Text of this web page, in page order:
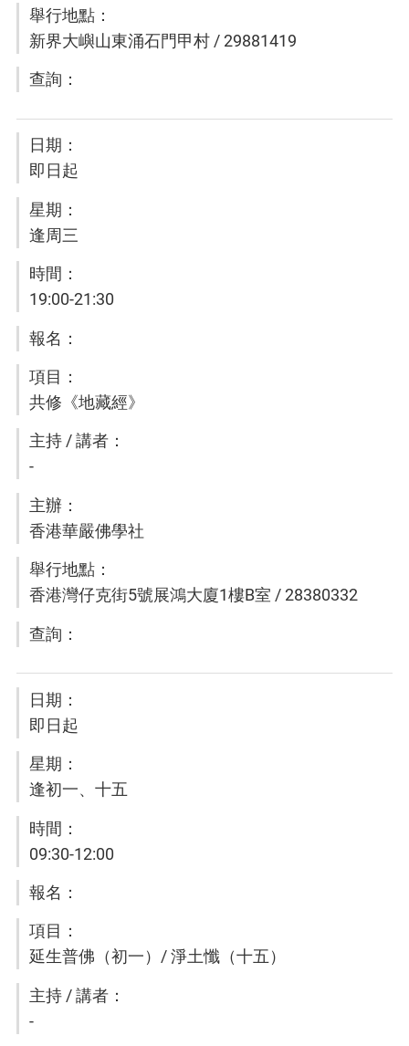
新界大嶼山東涌石門甲村 / 29881419
即日起
逢周三
19:00-21:30
共修《地藏經》
-
香港華嚴佛學社
香港灣仔克街5號展鴻大廈1樓B室 / 28380332
即日起
逢初一、十五
09:30-12:00
延生普佛（初一）/ 淨土懺（十五）
-